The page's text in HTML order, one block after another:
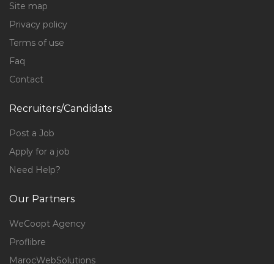
Site map
Privacy policy
Terms of use
Faq
Contact
Recruiters/Candidats
Post a Job
Apply for a job
Need Help?
Our Partners
WeCoopt Agency
Proflibre
MarocWebSolutions